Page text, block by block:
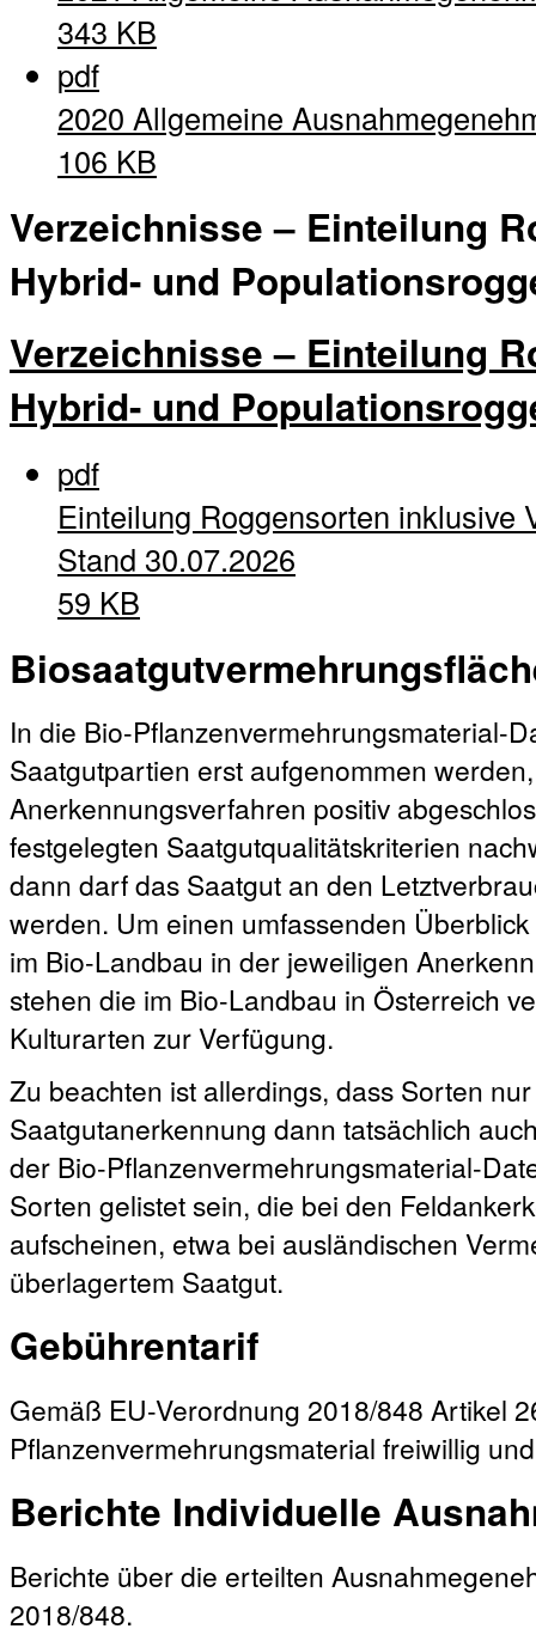
343 KB
pdf
2020 Allgemeine
106 KB
Verzeichnisse – Einteilung
Hybrid- und
Verzeichnisse – Einteilung
Hybrid- und
pdf
Einteilung Roggensorten inklusive
Stand 30.07.2026
59 KB
In die Bio-Pflanzenvermehrungsmaterial-
Saatgutpartien erst aufgenommen
Anerkennungsverfahren positiv
festgelegten Saatgutqualitätskriterien
dann darf das Saatgut an den
werden. Um einen umfassenden
im Bio-Landbau in der jeweiligen
stehen die im Bio-Landbau in Österreich
Kulturarten zur Verfügung.
Zu beachten ist allerdings, dass Sorten
Saatgutanerkennung dann tatsächlich
der Bio-Pflanzenvermehrungsmaterial-
Sorten gelistet sein, die bei den
aufscheinen, etwa bei ausländischen
überlagertem Saatgut.
Gebührentarif
Gemäß EU-Verordnung 2018/848 Artikel
Pflanzenvermehrungsmaterial freiwillig
Berichte Individuelle
Berichte über die erteilten
2018/848.